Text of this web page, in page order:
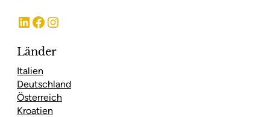
LinkedIn Facebook Instagram
Länder
Italien
Deutschland
Österreich
Kroatien